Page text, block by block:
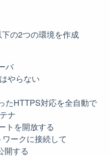
の2つの環境を作成
バ
やらない
たHTTPS対応を全自動で
ナ
トを開放する
ークに接続して
開する